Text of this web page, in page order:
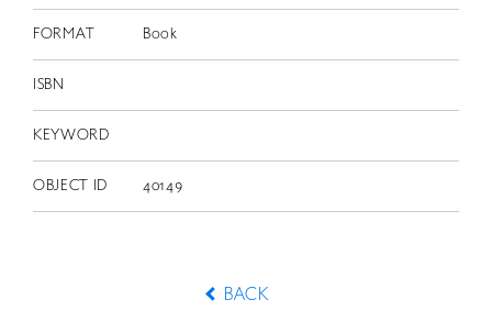
FORMAT Book
ISBN
KEYWORD
OBJECT ID 40149
BACK